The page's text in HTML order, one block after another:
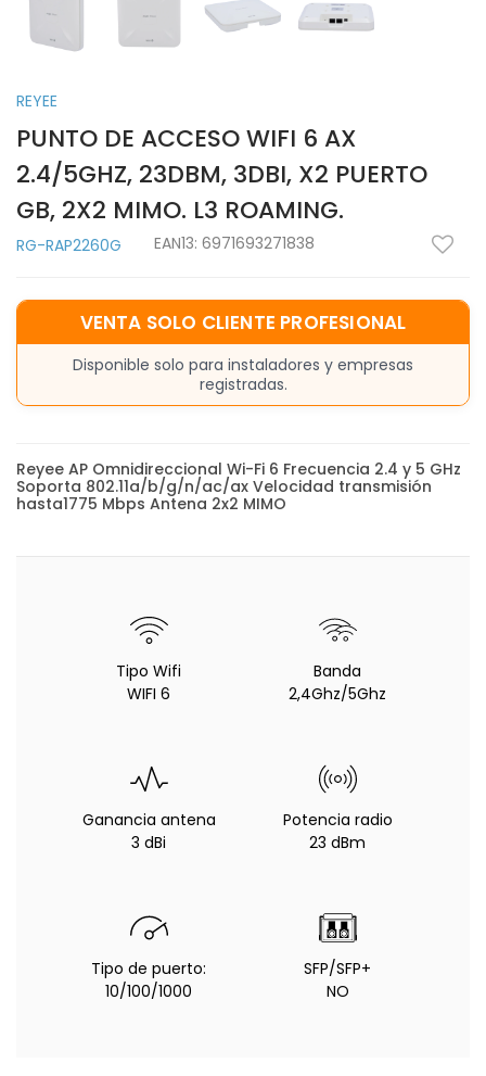
REYEE
PUNTO DE ACCESO WIFI 6 AX
2.4/5GHZ, 23DBM, 3DBI, X2 PUERTO
GB, 2X2 MIMO. L3 ROAMING.
RG-RAP2260G EAN13: 6971693271838
VENTA SOLO CLIENTE PROFESIONAL
Disponible solo para instaladores y empresas
registradas.
Reyee AP Omnidireccional Wi-Fi 6 Frecuencia 2.4 y 5 GHz
Soporta 802.11a/b/g/n/ac/ax Velocidad transmisión
hasta1775 Mbps Antena 2x2 MIMO
Tipo Wifi
WIFI 6
Banda
2,4Ghz/5Ghz
Ganancia antena
3 dBi
Potencia radio
23 dBm
Tipo de puerto:
10/100/1000
SFP/SFP+
NO